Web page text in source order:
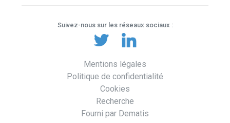
Suivez-nous sur les réseaux sociaux :
Mentions légales
Politique de confidentialité
Cookies
Recherche
Fourni par Dematis